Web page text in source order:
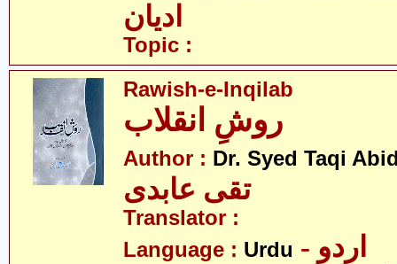
ادیان
Topic :
Rawish-e-Inqilab
روشِ انقلاب
Author : Dr. Syed Taqi
تقی عابدی
Translator :
Language : Urdu - اردو